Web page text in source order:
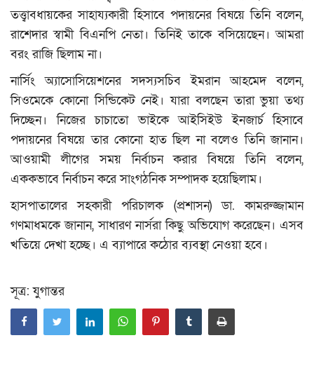
তত্ত্বাবধায়কের সাহায্যকারী হিসাবে পদায়নের বিষয়ে তিনি বলেন,
রাশেদার স্বামী বিএনপি নেতা। তিনিই তাকে বসিয়েছেন। আমরা
বরং রাজি ছিলাম না।
নার্সিং অ্যাসোসিয়েশনের সদস্যসচিব ইমরান আহমেদ বলেন,
সিওমেকে কোনো সিন্ডিকেট নেই। যারা বলছেন তারা ভুয়া তথ্য
দিচ্ছেন। নিজের চাচাতো ভাইকে আইসিইউ ইনজার্চ হিসাবে
পদায়নের বিষয়ে তার কোনো হাত ছিল না বলেও তিনি জানান।
আওয়ামী লীগের সময় নির্বাচন করার বিষয়ে তিনি বলেন,
এককভাবে নির্বাচন করে সাংগঠনিক সম্পাদক হয়েছিলাম।
হাসপাতালের সহকারী পরিচালক (প্রশাসন) ডা. কামরুজ্জামান
গণমাধমকে জানান, সাধারণ নার্সরা কিছু অভিযোগ করেছেন। এসব
খতিয়ে দেখা হচ্ছে। এ ব্যাপারে কঠোর ব্যবস্থা নেওয়া হবে।
সূত্র: যুগান্তর